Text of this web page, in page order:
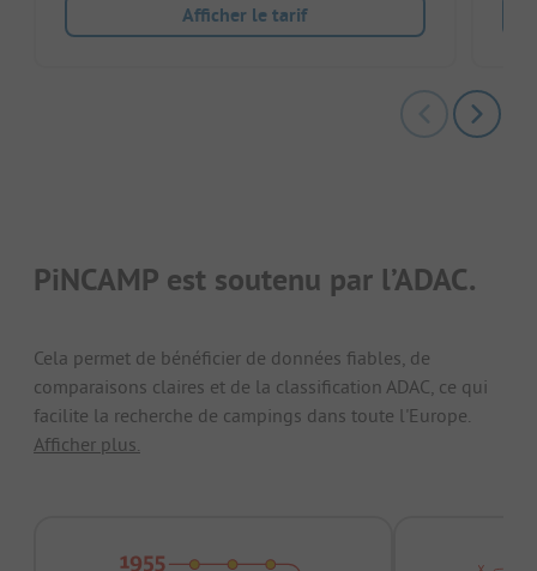
Afficher le tarif
PiNCAMP est soutenu par l’ADAC.
Cela permet de bénéficier de données fiables, de
comparaisons claires et de la classification ADAC, ce qui
facilite la recherche de campings dans toute l'Europe.
Afficher plus.